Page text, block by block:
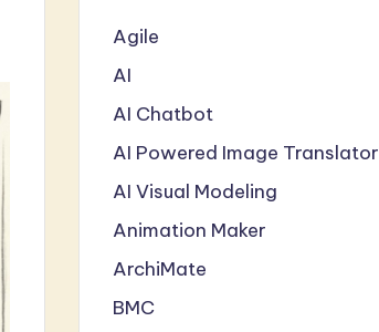
Agile
AI
AI Chatbot
AI Powered Image Translator
AI Visual Modeling
Animation Maker
ArchiMate
BMC